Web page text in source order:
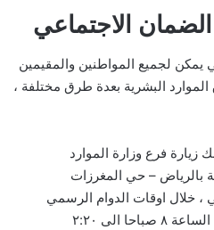
الاجتماعي
لجميع المواطنين والمقيمين
البشرية بعدة طرق مختلفة ،
زيارة فرع وزارة الموارد
بالرياض – حي المغرزات
، خلال اوقات الدوام الرسمي
من الاحد الى الخميس من الساعة ٨ صباحا الى ٢:٢٠